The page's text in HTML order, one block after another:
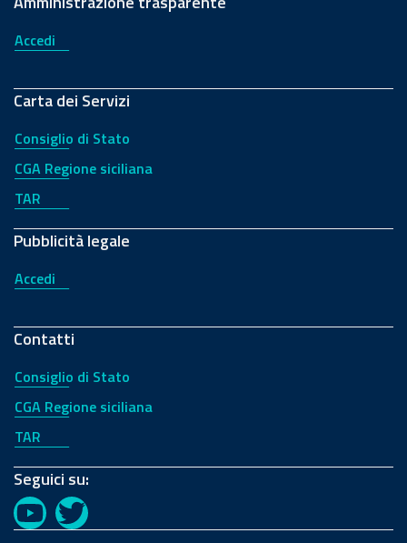
Accedi
Carta dei Servizi
Consiglio di Stato
CGA Regione siciliana
TAR
Pubblicità legale
Accedi
Contatti
Consiglio di Stato
CGA Regione siciliana
TAR
Seguici su:
YouTubeTwitter